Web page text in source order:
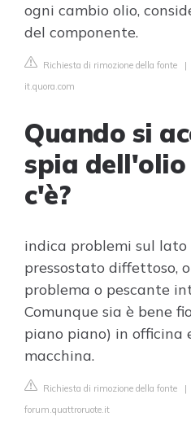
ogni cambio olio,
del componente.
Richiesta di rimozione della fonte |
it.quora.com
Quando si
spia
c'è?
indica problemi sul lato
pressostato diffettoso,
problema o pescante
Comunque sia è bene
piano piano) in officina
macchina.
Richiesta di rimozione della fonte |
forum.quattroruote.it